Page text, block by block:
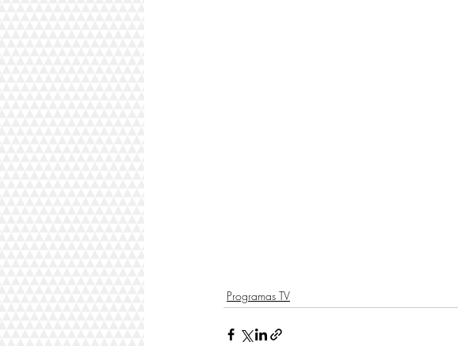
Programas TV